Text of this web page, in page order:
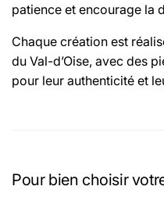
patience et encourage la
Chaque création est
du Val-d’Oise, avec des
pour leur authenticité et
Pour bien choisir